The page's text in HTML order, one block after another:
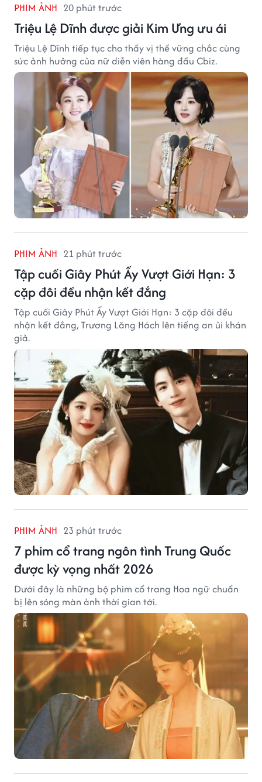
PHIM ẢNH 20 phút trước
Triệu Lệ Dĩnh được giải Kim Ưng ưu ái
Triệu Lệ Dĩnh tiếp tục cho thấy vị thế vững chắc cùng
sức ảnh hưởng của nữ diễn viên hàng đầu Cbiz.
PHIM ẢNH 21 phút trước
Tập cuối Giây Phút Ấy Vượt Giới Hạn: 3
cặp đôi đều nhận kết đắng
Tập cuối Giây Phút Ấy Vượt Giới Hạn: 3 cặp đôi đều
nhận kết đắng, Trương Lăng Hách lên tiếng an ủi khán
giả.
PHIM ẢNH 23 phút trước
7 phim cổ trang ngôn tình Trung Quốc
được kỳ vọng nhất 2026
Dưới đây là những bộ phim cổ trang Hoa ngữ chuẩn
bị lên sóng màn ảnh thời gian tới.